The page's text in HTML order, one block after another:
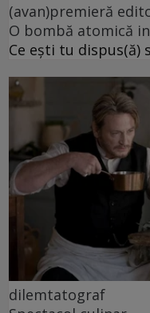
(avan)premieră
O bombă atomică
Ce ești tu dispus(ă)
dilemtatograf